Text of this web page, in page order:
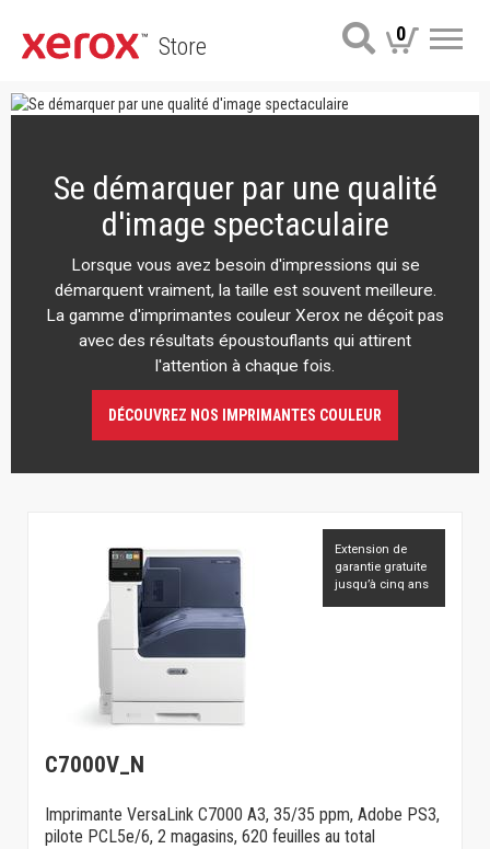
Store 0
Se démarquer par une qualité
d'image spectaculaire
Lorsque vous avez besoin d'impressions qui se
démarquent vraiment, la taille est souvent meilleure.
La gamme d'imprimantes couleur Xerox ne déçoit pas
avec des résultats époustouflants qui attirent
l'attention à chaque fois.
DÉCOUVREZ NOS IMPRIMANTES COULEUR
Extension de
garantie gratuite
jusqu’à cinq ans
C7000V_N
Imprimante VersaLink C7000 A3, 35/35 ppm, Adobe PS3,
pilote PCL5e/6, 2 magasins, 620 feuilles au total